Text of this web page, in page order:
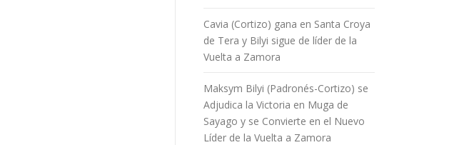
Cavia (Cortizo) gana en Santa Croya
de Tera y Bilyi sigue de líder de la
Vuelta a Zamora
Maksym Bilyi (Padronés-Cortizo) se
Adjudica la Victoria en Muga de
Sayago y se Convierte en el Nuevo
Líder de la Vuelta a Zamora